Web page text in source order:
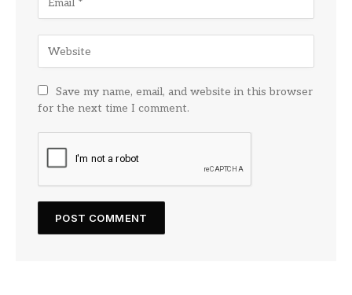
Save my name, email, and website in this browser
for the next time I comment.